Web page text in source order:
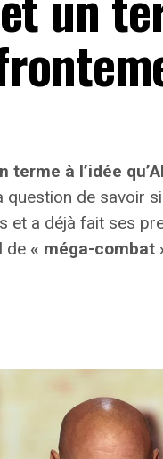
terme à l’idée
question de savoir
et a déjà fait ses
de « méga-combat